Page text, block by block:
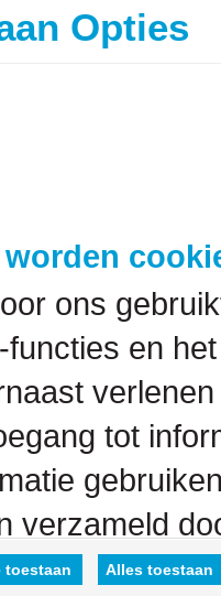
Opties
ons
en
tot
verzameld
toestaan Alles toestaan